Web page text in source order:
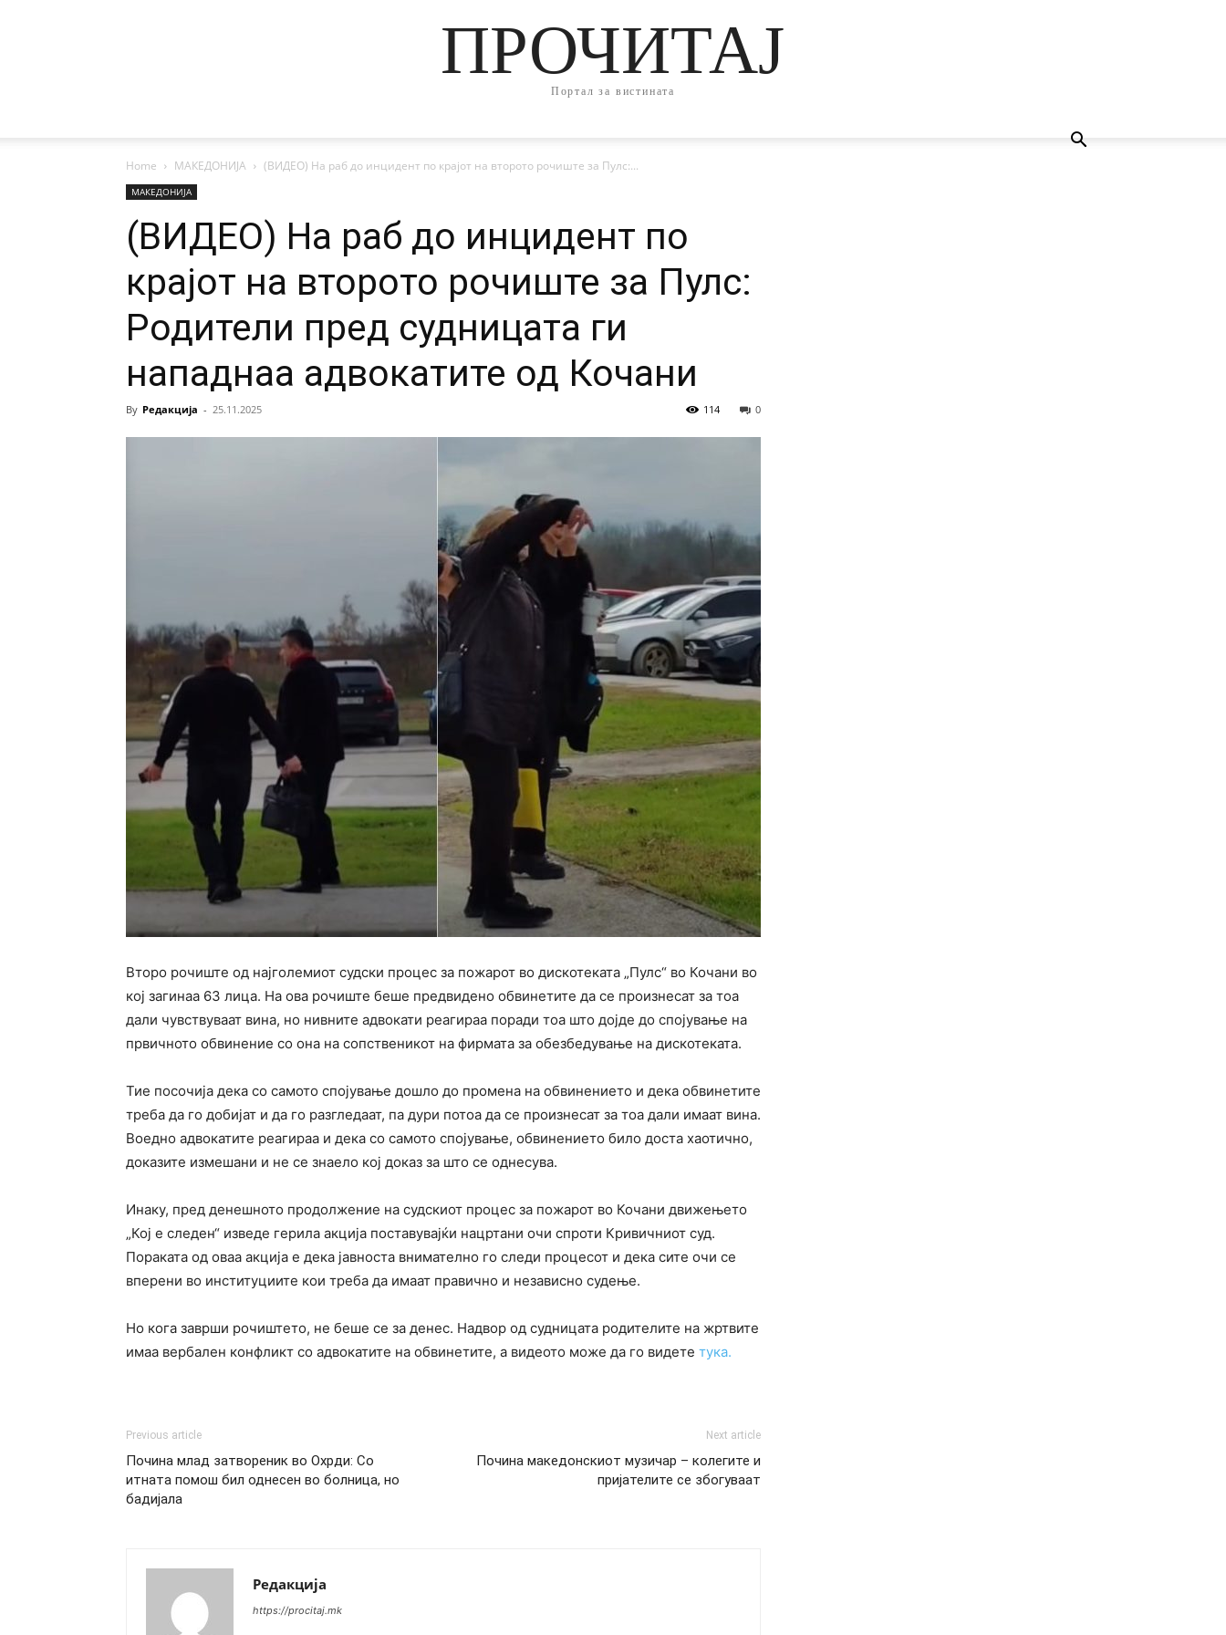
ПРОЧИТАЈ
Портал за вистината
Home МАКЕДОНИЈА (ВИДЕО) На раб до инцидент по крајот на второто рочиште за Пулс:...
МАКЕДОНИЈА
(ВИДЕО) На раб до инцидент по
крајот на второто рочиште за Пулс:
Родители пред судницата ги
нападнаа адвокатите од Кочани
By Редакција - 25.11.2025 0
114
Второ рочиште од најголемиот судски процес за пожарот во дискотеката „Пулс“ во Кочани во
кој загинаа 63 лица. На ова рочиште беше предвидено обвинетите да се произнесат за тоа
дали чувствуваат вина, но нивните адвокати реагираа поради тоа што дојде до спојување на
првичното обвинение со она на сопственикот на фирмата за обезбедување на дискотеката.
Тие посочија дека со самото спојување дошло до промена на обвинението и дека обвинетите
треба да го добијат и да го разгледаат, па дури потоа да се произнесат за тоа дали имаат вина.
Воедно адвокатите реагираа и дека со самото спојување, обвинението било доста хаотично,
доказите измешани и не се знаело кој доказ за што се однесува.
Инаку, пред денешното продолжение на судскиот процес за пожарот во Кочани движењето
„Кој е следен“ изведе герила акција поставувајќи нацртани очи спроти Кривичниот суд.
Пораката од оваа акција е дека јавноста внимателно го следи процесот и дека сите очи се
вперени во институциите кои треба да имаат правично и независно судење.
Но кога заврши рочиштето, не беше се за денес. Надвор од судницата родителите на жртвите
имаа вербален конфликт со адвокатите на обвинетите, а видеото може да го видете тука.
Previous article
Почина млад затвореник во Охрди: Со
итната помош бил однесен во болница, но
бадијала
Next article
Почина македонскиот музичар – колегите и
пријателите се збогуваат
Редакција
https://procitaj.mk